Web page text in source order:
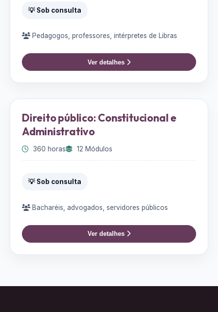
💡 Sob consulta
Pedagogos, professores, intérpretes de Libras
Ver detalhes
Direito público: Constitucional e
Administrativo
360 horas 12 Módulos
💡 Sob consulta
Bacharéis, advogados, servidores públicos
Ver detalhes